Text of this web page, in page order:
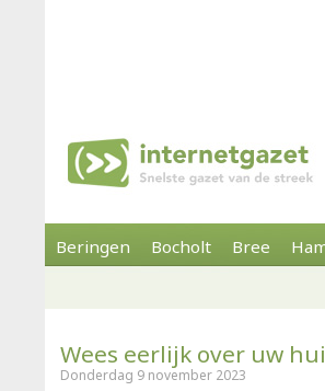
Beringen Bocholt Bree
Wees eerlijk over uw
Donderdag 9 november 2023